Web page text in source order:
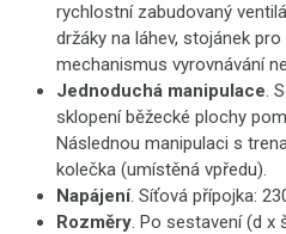
rychlostní zabudovaný
držáky na láhev, stojánek
mechanismus vyrovnávání
Jednoduchá manipulace.
sklopení běžecké plochy
Následnou manipulaci s
kolečka (umístěná vpředu).
Napájení. Síťová přípojka:
Rozměry. Po sestavení (d x